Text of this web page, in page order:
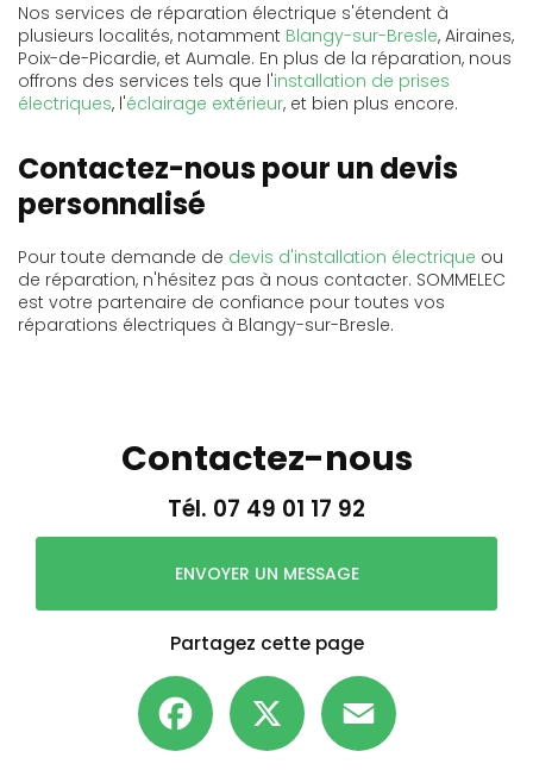
Nos services de réparation électrique s'étendent à
plusieurs localités, notamment Blangy-sur-Bresle, Airaines,
Poix-de-Picardie, et Aumale. En plus de la réparation, nous
offrons des services tels que l'installation de prises
électriques, l'éclairage extérieur, et bien plus encore.
Contactez-nous pour un devis
personnalisé
Pour toute demande de devis d'installation électrique ou
de réparation, n'hésitez pas à nous contacter. SOMMELEC
est votre partenaire de confiance pour toutes vos
réparations électriques à Blangy-sur-Bresle.
Contactez-nous
Tél. 07 49 01 17 92
ENVOYER UN MESSAGE
Partagez cette page
Facebook